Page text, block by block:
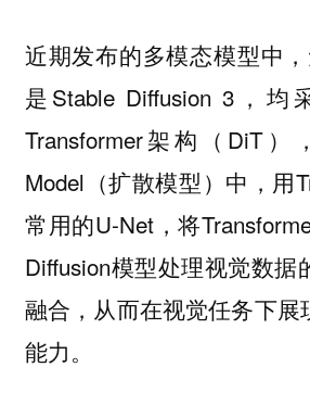
近期发布的多模态模型中
是Stable Diffusion 3，均
Transformer架构（DiT）
Model（扩散模型）中，用
常用的U-Net，将
Diffusion模型处理视觉数据
融合，从而在视觉任务下展
能力。